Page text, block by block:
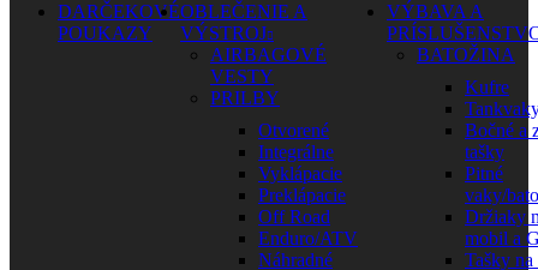
DARČEKOVÉ
POUKAZY
OBLEČENIE A
VÝSTROJ
AIRBAGOVÉ
VESTY
PRILBY
Otvorené
Integrálne
Vyklápacie
Preklápacie
Off Road
Enduro/ATV
Náhradné
VÝBAVA A
BATOŽINA
Kufre
Bočné a
tašky
Pitné
vaky/
Držiaky
mobil a
Tašky na